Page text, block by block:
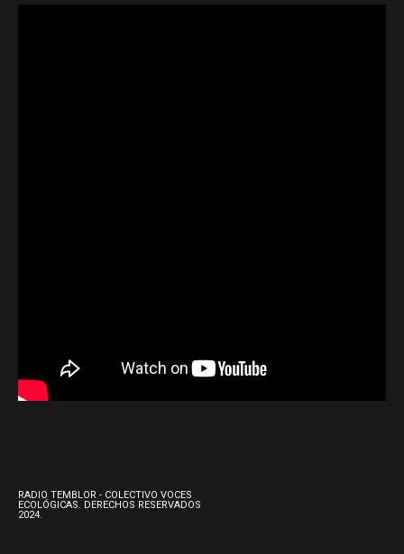
RADIO TEMBLOR - COLECTIVO VOCES
ECOLÓGICAS. DERECHOS RESERVADOS
2024.